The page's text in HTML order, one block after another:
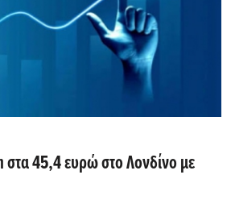
στα 45,4 ευρώ στο Λονδίνο με